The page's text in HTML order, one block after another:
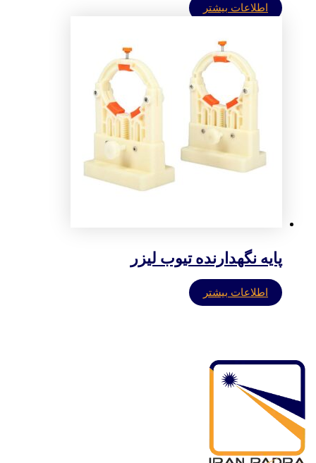
اطلاعات بیشتر
پایه نگهدارنده تیوب لیزر
اطلاعات بیشتر